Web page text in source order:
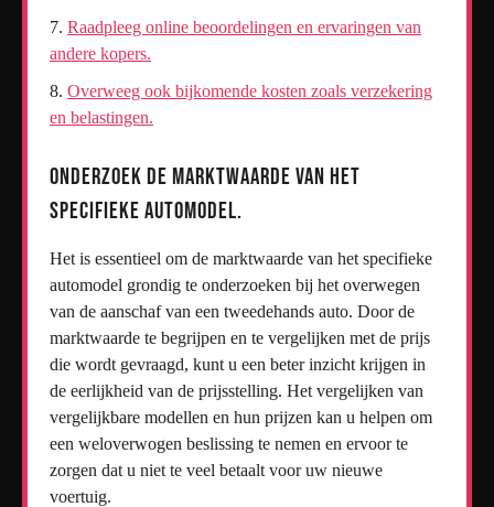
Raadpleeg online beoordelingen en ervaringen van
andere kopers.
Overweeg ook bijkomende kosten zoals verzekering
en belastingen.
Onderzoek de marktwaarde van het
specifieke automodel.
Het is essentieel om de marktwaarde van het specifieke
automodel grondig te onderzoeken bij het overwegen
van de aanschaf van een tweedehands auto. Door de
marktwaarde te begrijpen en te vergelijken met de prijs
die wordt gevraagd, kunt u een beter inzicht krijgen in
de eerlijkheid van de prijsstelling. Het vergelijken van
vergelijkbare modellen en hun prijzen kan u helpen om
een weloverwogen beslissing te nemen en ervoor te
zorgen dat u niet te veel betaalt voor uw nieuwe
voertuig.